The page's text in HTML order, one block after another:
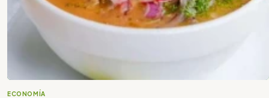
ECONOMÍA